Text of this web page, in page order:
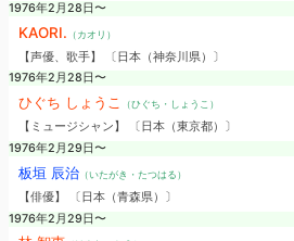
1976年2月28日〜
KAORI. （カオリ）
【声優、歌手】 〔日本（神奈川県）〕
1976年2月28日〜
ひぐち しょうこ （ひぐち・しょうこ）
【ミュージシャン】 〔日本（東京都）〕
1976年2月29日〜
板垣 辰治（いたがき・たつはる）
【俳優】 〔日本（青森県）〕
1976年2月29日〜